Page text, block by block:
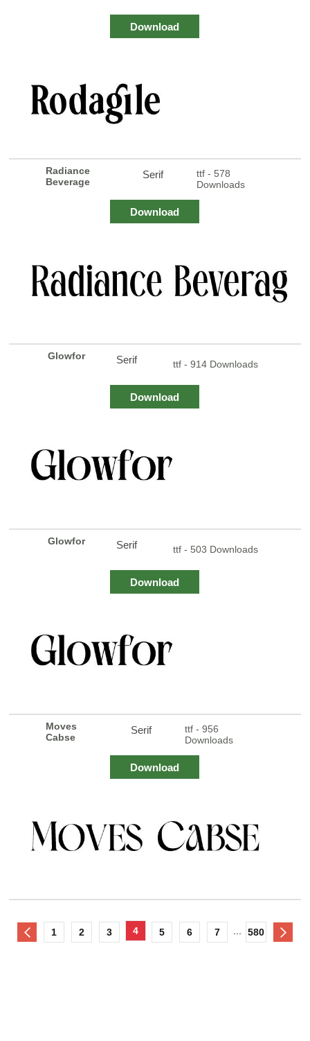
Download
Radiance
Beverage
Serif
ttf - 578
Downloads
Download
Glowfor Serif ttf - 914 Downloads
Download
Glowfor Serif ttf - 503 Downloads
Download
Moves
Cabse
Serif
ttf - 956
Downloads
Download
1 2 3 4 5 6 7 580